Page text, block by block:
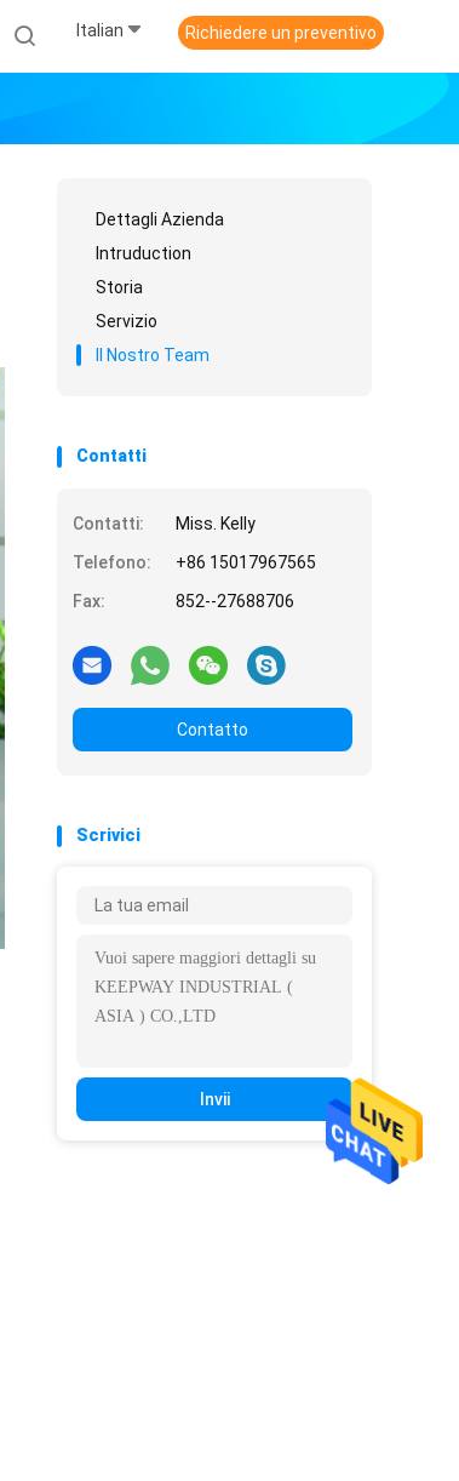
Italian Richiedere un preventivo
Dettagli Azienda
Intruduction
Storia
Servizio
Il Nostro Team
Contatti
Contatti:
Miss. Kelly
Telefono:
+86 15017967565
Fax:
852--27688706
Contatto
Scrivici
Invii